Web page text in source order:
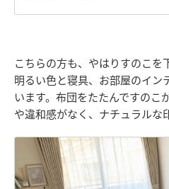
こちらの方も、やはりすのこを
明るい色と寝具、お部屋のイン
います。布団をたたんですのこ
や違和感がなく、ナチュラルな